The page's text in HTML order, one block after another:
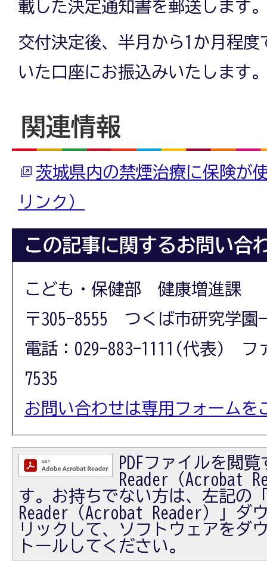
載した決定通知書を郵送します
交付決定後、半月から1か月程
いた口座にお振込みいたします
関連情報
茨城県内の禁煙治療に保険が
リンク）
この記事に関するお問い合
こども・保健部 健康増進課
〒305-8555 つくば市研究学園
電話：029-883-1111(代表) フ
7535
お問い合わせは専用フォームを
PDFファイルを閲
Reader（Acrobat
す。お持ちでない方は、左記の
Reader（Acrobat Reader）」ダ
リックして、ソフトウェアをダ
トールしてください。